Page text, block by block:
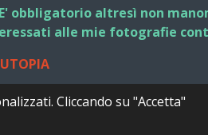
Cliccando su "Accetta"
obbligatorio altresì non
alle mie fotografie